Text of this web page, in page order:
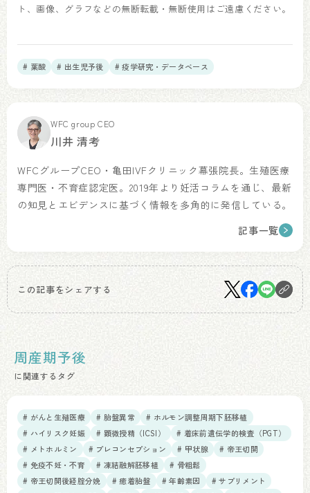
ト、画像、グラフなどの無断転載・無断使用はご遠慮ください。
# 葉酸 # 出生児予後 # 疫学研究・データベース
WFC group CEO
川井 清考
WFCグループCEO・亀田IVFクリニック幕張院長。生殖医療
専門医・不育症認定医。2019年より妊活コラムを通じ、最新
の知見とエビデンスに基づく情報を多角的に発信している。
記事一覧
この記事をシェアする
周産期予後
に関連するタグ
# がんと生殖医療 # 胎盤異常
# ホルモン調整周期下胚移植
# ハイリスク妊娠
# 顕微授精（ICSI）
# 着床前遺伝学的検査（PGT）
# メトホルミン
# プレコンセプション # 甲状腺
# 帝王切開
# 免疫不妊・不育
# 凍結融解胚移植
# 骨粗鬆
# 帝王切開後経腟分娩
# 癒着胎盤 # 年齢素因
# サプリメント